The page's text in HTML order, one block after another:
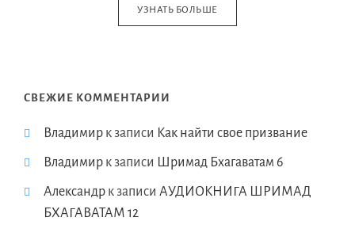
УЗНАТЬ БОЛЬШЕ
СВЕЖИЕ КОММЕНТАРИИ
Владимир к записи Как найти свое призвание
Владимир к записи Шримад Бхагаватам 6
Александр к записи АУДИОКНИГА ШРИМАД
БХАГАВАТАМ 12